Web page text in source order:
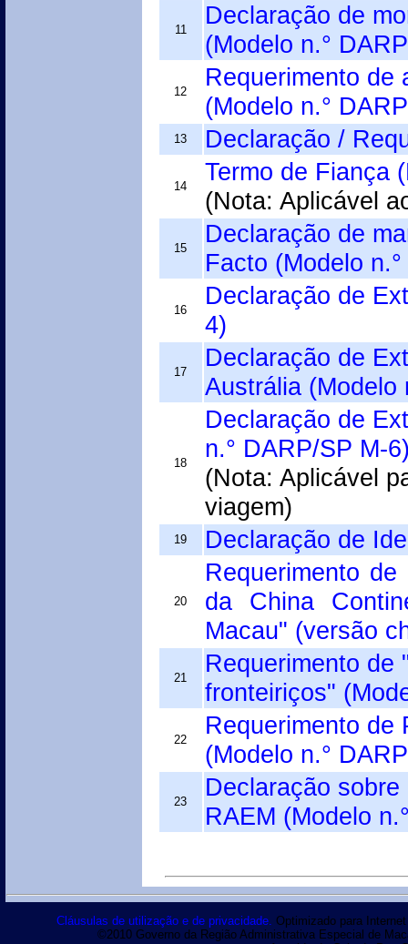
11
Declaração de
(Modelo n.°
12
Requerimento de
(Modelo n.°
13 Declaração /
14
Termo de Fiança
(Nota: Aplicável
15
Declaração de
Facto (Modelo
16
Declaração de
4)
17
Declaração de
Austrália (Modelo
18
Declaração de
n.° DARP/SP M-
(Nota: Aplicável
viagem)
19 Declaração de
20
Requerimento
da China
Macau" (versão
21
Requerimento de
fronteiriços"
22
Requerimento de
(Modelo n.°
23
Declaração
RAEM (Modelo
Cláusulas de utilização e de privacidade. Optimizado para
©2010 Governo da Região Administrativa Especial de